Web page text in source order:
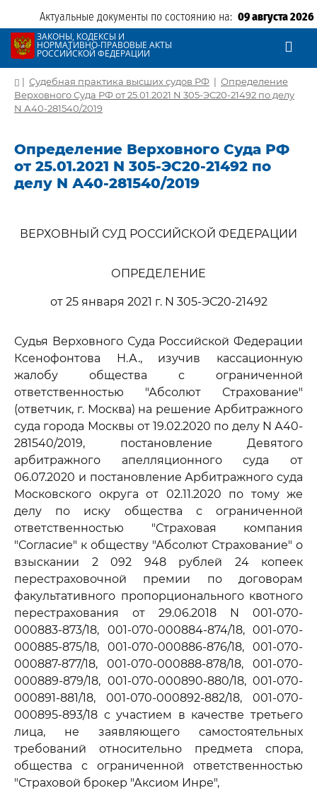
Актуальные документы по состоянию на: 09 августа 2026
ЗАКОНЫ, КОДЕКСЫ И
НОРМАТИВНО-ПРАВОВЫЕ АКТЫ
РОССИЙСКОЙ ФЕДЕРАЦИИ
| Судебная практика высших судов РФ | Определение
Верховного Суда РФ от 25.01.2021 N 305-ЭС20-21492 по делу
N А40-281540/2019
Определение Верховного Суда РФ
от 25.01.2021 N 305-ЭС20-21492 по
делу N А40-281540/2019
ВЕРХОВНЫЙ СУД РОССИЙСКОЙ ФЕДЕРАЦИИ
ОПРЕДЕЛЕНИЕ
от 25 января 2021 г. N 305-ЭС20-21492
Судья Верховного Суда Российской Федерации
Ксенофонтова Н.А., изучив кассационную
жалобу общества с ограниченной
ответственностью "Абсолют Страхование"
(ответчик, г. Москва) на решение Арбитражного
суда города Москвы от 19.02.2020 по делу N А40-
281540/2019, постановление Девятого
арбитражного апелляционного суда от
06.07.2020 и постановление Арбитражного суда
Московского округа от 02.11.2020 по тому же
делу по иску общества с ограниченной
ответственностью "Страховая компания
"Согласие" к обществу "Абсолют Страхование" о
взыскании 2 092 948 рублей 24 копеек
перестраховочной премии по договорам
факультативного пропорционального квотного
перестрахования от 29.06.2018 N 001-070-
000883-873/18, 001-070-000884-874/18, 001-070-
000885-875/18, 001-070-000886-876/18, 001-070-
000887-877/18, 001-070-000888-878/18, 001-070-
000889-879/18, 001-070-000890-880/18, 001-070-
000891-881/18, 001-070-000892-882/18, 001-070-
000895-893/18 с участием в качестве третьего
лица, не заявляющего самостоятельных
требований относительно предмета спора,
общества с ограниченной ответственностью
"Страховой брокер "Аксиом Инре",